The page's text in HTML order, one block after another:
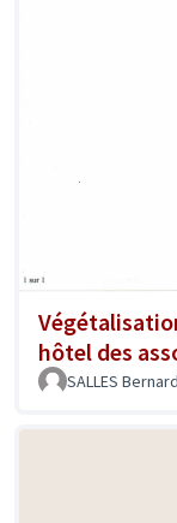
hôtel des
SALLES Bernard